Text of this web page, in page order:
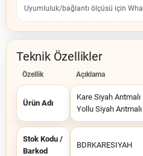
Uyumluluk/bağlantı ölçüsü için
Teknik Özellikler
Özellik Açıklama
Ürün Adı
Kare Siyah
Yollu Siyah
Stok Kodu /
Barkod
BDRKARESIYAH